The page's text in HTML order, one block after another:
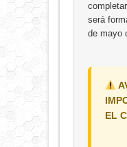
será
de mayo
EL